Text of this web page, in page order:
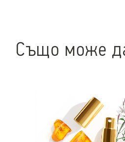
Също може